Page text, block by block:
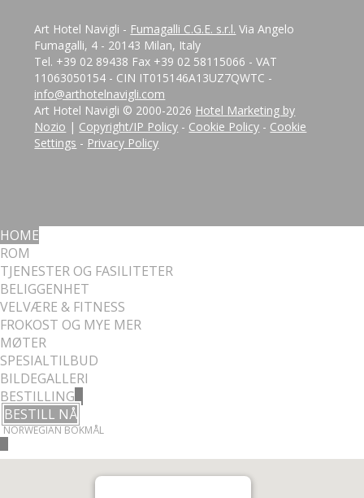
Art Hotel Navigli - Fumagalli C.G.E. s.r.l. Via Angelo
Fumagalli, 4 - 20143 Milan, Italy
Tel. +39 02 89438 Fax +39 02 58115066 - VAT
11063050154 - CIN IT015146A13UZ7QWTC -
info@arthotelnavigli.com
Art Hotel Navigli © 2000-2026 Hotel Marketing by
Nozio | Copyright/IP Policy - Cookie Policy - Cookie
Settings - Privacy Policy
HOME
ROM
TJENESTER OG FASILITETER
BELIGGENHET
VELVÆRE & FITNESS
FROKOST OG MYE MER
MØTER
SPESIALTILBUD
BILDEGALLERI
BESTILLING
BESTILL NÅ
NORWEGIAN BOKMÅL